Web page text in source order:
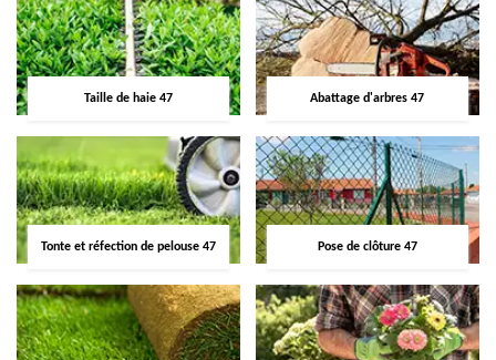
Taille de haie 47 Abattage d'arbres 47
Tonte et réfection de pelouse 47 Pose de clôture 47